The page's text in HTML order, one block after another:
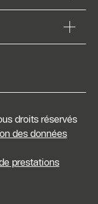
droits réservés
des données
prestations